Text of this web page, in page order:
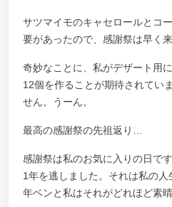
サツマイモのキャセロールとコ
要があったので、感謝祭は早く来
奇妙なことに、私がデザート用
12個を作ることが期待されてい
せん。うーん。
最高の感謝祭の先祖返り…
感謝祭は私のお気に入りの日で
1年を逃しました。それは私の
年ベンと私はそれがどれほど素